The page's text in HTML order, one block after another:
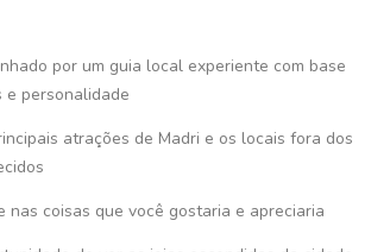
por um guia local experiente com base
e personalidade
atrações de Madri e os locais fora dos
nas coisas que você gostaria e apreciaria